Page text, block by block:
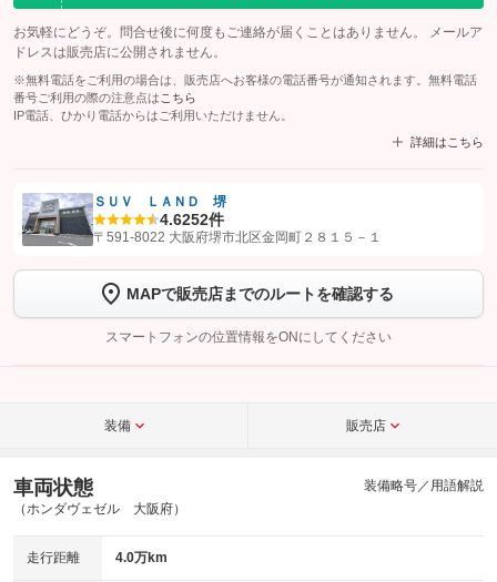
お気軽にどうぞ。問合せ後に何度もご連絡が届くことはありません。 メールア
ドレスは販売店に公開されません。
※無料電話をご利用の場合は、販売店へお客様の電話番号が通知されます。無料電話
番号ご利用の際の注意点は こちら
IP電話、ひかり電話からはご利用いただけません。
詳細はこちら
【STEP1】認証画面でグーネットを友だち追加してから「許可する」ボタンを押
トーク画面で
ボタンをタップして問い合わせを
完了してください。
こちら
ＳＵＶ ＬＡＮＤ 堺
4.6252件
〒591-8022 大阪府堺市北区金岡町２８１５－１
MAPで販売店までのルートを確認する
スマートフォンの位置情報をONにしてください
装備 販売店
車両状態
（ホンダヴェゼル 大阪府）
装備略号／用語解説
走行距離 4.0万km